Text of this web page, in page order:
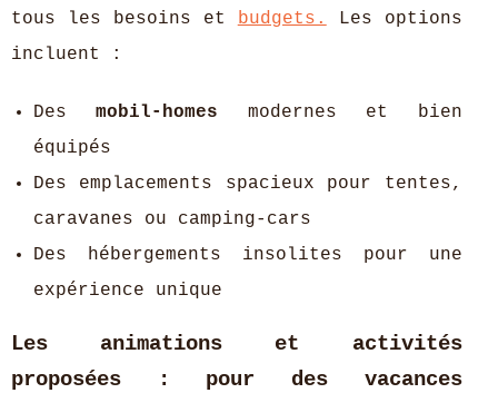
tous les besoins et
budgets.
Les options
incluent :
Desmobil-homes modernes et bien
équipés
Des emplacements spacieux pour tentes,
caravanes ou camping-cars
Des hébergements insolites pour une
expérience unique
Les animations et activités
proposées : pour des vacances